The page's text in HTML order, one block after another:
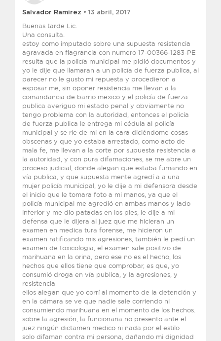
Salvador Ramirez • 13 abril, 2017
Buenas tarde Lic.
Una consulta.
estoy como imputado sobre una supuesta resistencia
agravada en flagrancia con numero 17-00366-1283-PE
resulta que la policía municipal me pidió documentos y
yo le dije que llamaran a un policía de fuerza publica, al
parecer no le gusto mi repuesta y procedieron a
esposar me, sin oponer resistencia me llevan a la
comandancia de barrio mexico y el policía de fuerza
publica averiguo mi estado penal y obviamente no
tengo problema con la autoridad, entonces el policía
de fuerza publica le entrega mi cédula al policía
municipal y se ríe de mi en la cara diciéndome cosas
obscenas y que yo estaba arrestado, como acto de
mala fe, me llevan a la corte por supuesta resistencia a
la autoridad, y con pura difamaciones, se me abre un
proceso judicial, donde alegan que estaba fumando en
vía publica, y que supuesta mente agredí a a una
mujer policía municipal, yo le dije a mi defensora desde
el inicio que le tomara foto a mi manos, ya que el
policía municipal me agredió en ambas manos y lado
inferior y me dio patadas en los pies, le dije a mi
defensa que le dijera al juez que me hicieran un
examen en medica tura forense, me hicieron un
examen ratificando mis agresiones, también le pedí un
examen de toxicologia, el examen sale positivo de
marihuana en la orina, pero ese no es el hecho, los
hechos que ellos tiene que comprobar, es que, yo
consumió droga en vía publica, y la agresiones, y
resistencia
ellos alegan que yo corrí al momento de la detención y
en la cámara se ve que nadie sale corriendo ni
consumiendo marihuana en el momento de los hechos.
sobre la agresión, la funcionaria no presento ante el
juez ningún dictamen medico ni nada por el estilo
solo difaman contra mi persona, dañando mi dignidad